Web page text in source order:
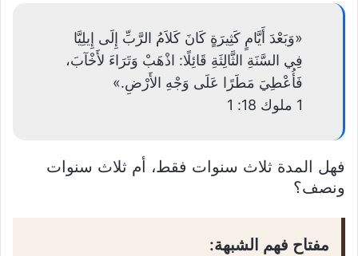
«وَبَعْدَ أَيَّامٍ كَثِيرَةٍ كَانَ كَلاَمُ الرَّبِّ إِلَى إِيلِيَّا
فِي السَّنَةِ الثَّالِثَةِ قَائِلًا: اذْهَبْ وَتَرَاءَ لأَخْآبَ،
فَأُعْطِيَ مَطَرًا عَلَى وَجْهِ الأَرْضِ.»
1 ملوك 18: 1
فهل المدة ثلاث سنوات فقط، أم ثلاث سنوات
ونصف؟
مفتاح فهم الشبهة: